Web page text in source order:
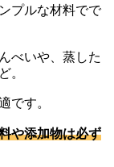
プルな材料でで
べいや、蒸した
。
です。
や添加物は必ず